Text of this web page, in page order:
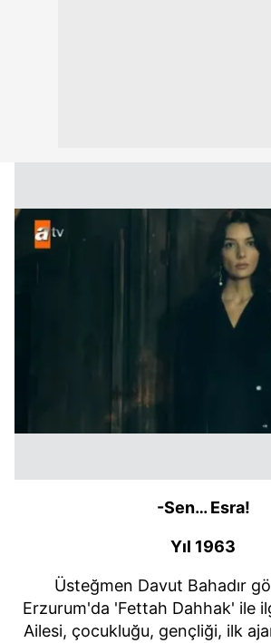
-Sen… Esra!
Yıl 1963
Üsteğmen Davut Bahadır
Erzurum'da 'Fettah Dahhak' ile
Ailesi, çocukluğu, gençliği, ilk